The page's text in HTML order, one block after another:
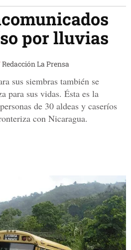
por lluvias
Redacción La Prensa
sus siembras también se
para sus vidas. Ésta es la
de 30 aldeas y caseríos
con Nicaragua.